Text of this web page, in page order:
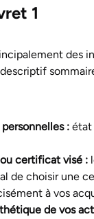
1
des
: état
certificat visé :
de choisir une
à vos
de vos